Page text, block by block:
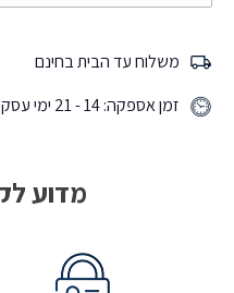
משלוח עד הבית בחינם
זמן אספקה: 14 - 21 ימי עסקים
מדוע